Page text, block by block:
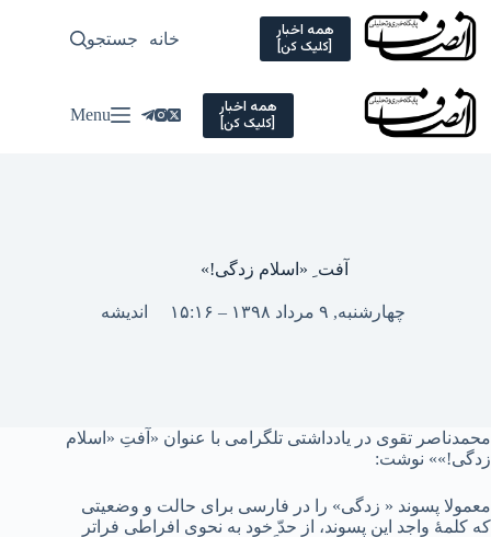
Skip
content
همه اخبار
[کلیک کن] خانه سیاسی
جستجو
همه اخبار
[کلیک کن] Menu
آفت ِ «اسلام زدگی!»
چهارشنبه, ۹ مرداد ۱۳۹۸ – ۱۵:۱۶ اندیشه
محمدناصر تقوی در یادداشتی تلگرامی با عنوان «آفتِ «اسلام
زدگی!»» نوشت:
معمولا پسوند « زدگی» را در فارسی برای حالت و وضعیتی
که کلمۀ واجد این پسوند، از حدّ خود به نحوی افراطی فراتر